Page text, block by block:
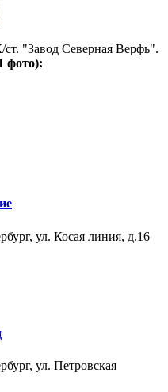
"Завод Северная Верфь".
фото):
ул. Косая линия, д.16
ул. Петровская